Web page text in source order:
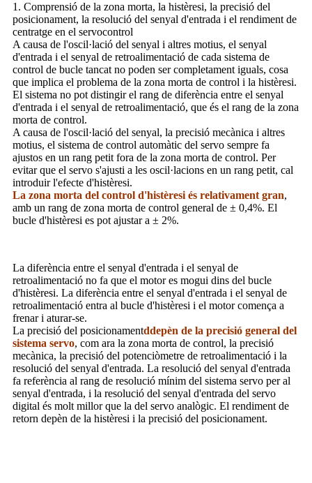
1. Comprensió de la zona morta, la histèresi, la precisió del
posicionament, la resolució del senyal d'entrada i el rendiment de
centratge en el servocontrol
A causa de l'oscil·lació del senyal i altres motius, el senyal
d'entrada i el senyal de retroalimentació de cada sistema de
control de bucle tancat no poden ser completament iguals, cosa
que implica el problema de la zona morta de control i la histèresi.
El sistema no pot distingir el rang de diferència entre el senyal
d'entrada i el senyal de retroalimentació, que és el rang de la zona
morta de control.
A causa de l'oscil·lació del senyal, la precisió mecànica i altres
motius, el sistema de control automàtic del servo sempre fa
ajustos en un rang petit fora de la zona morta de control. Per
evitar que el servo s'ajusti a les oscil·lacions en un rang petit, cal
introduir l'efecte d'histèresi.
La zona morta del control d'histèresi és relativament gran,
amb un rang de zona morta de control general de ± 0,4%. El
bucle d'histèresi es pot ajustar a ± 2%.
La diferència entre el senyal d'entrada i el senyal de
retroalimentació no fa que el motor es mogui dins del bucle
d'histèresi. La diferència entre el senyal d'entrada i el senyal de
retroalimentació entra al bucle d'histèresi i el motor comença a
frenar i aturar-se.
La precisió del posicionamentddepèn de la precisió general del
sistema servo, com ara la zona morta de control, la precisió
mecànica, la precisió del potenciòmetre de retroalimentació i la
resolució del senyal d'entrada. La resolució del senyal d'entrada
fa referència al rang de resolució mínim del sistema servo per al
senyal d'entrada, i la resolució del senyal d'entrada del servo
digital és molt millor que la del servo analògic. El rendiment de
retorn depèn de la histèresi i la precisió del posicionament.